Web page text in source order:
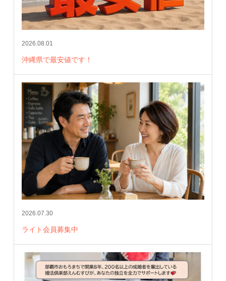
2026.08.01
沖縄県で最安値です！
2026.07.30
ライト会員募集中